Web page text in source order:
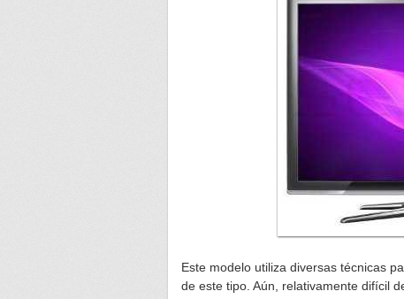
Este modelo utiliza diversas técnicas
de este tipo. Aún, relativamente difícil